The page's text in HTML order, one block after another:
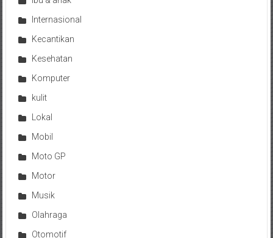
Internasional
Kecantikan
Kesehatan
Komputer
kulit
Lokal
Mobil
Moto GP
Motor
Musik
Olahraga
Otomotif